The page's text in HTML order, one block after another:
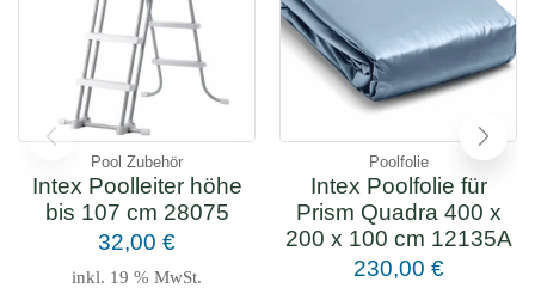
Pool Zubehör
Intex Poolleiter höhe
bis 107 cm 28075
32,00 €
inkl. 19 % MwSt.
Poolfolie
Intex Poolfolie für
Prism Quadra 400 x
200 x 100 cm 12135A
230,00 €